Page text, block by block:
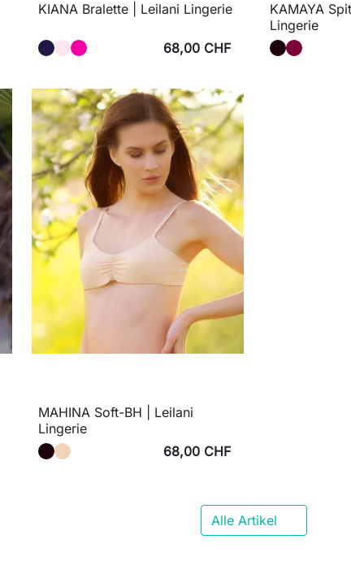
KIANA Bralette | Leilani Lingerie
68,00 CHF
KAMAYA
Lingerie
MAHINA Soft-BH | Leilani
Lingerie
68,00 CHF
Alle Artikel